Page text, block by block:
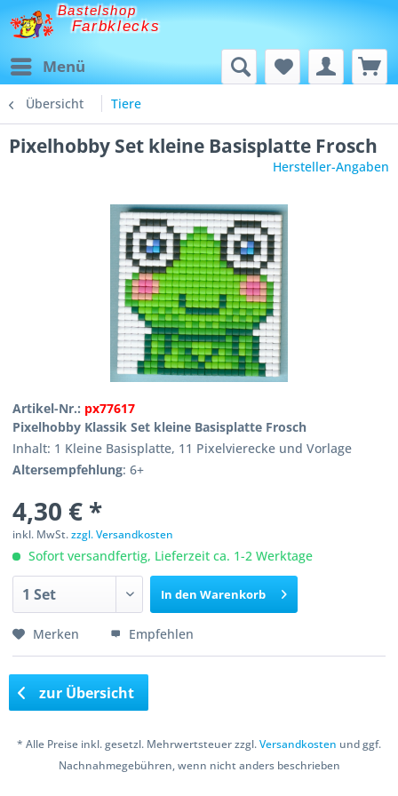
Bastelshop
Farbklecks
Menü
Übersicht Tiere
Pixelhobby Set kleine Basisplatte Frosch
Hersteller-Angaben
Artikel-Nr.: px77617
Pixelhobby Klassik Set kleine Basisplatte Frosch
Inhalt: 1 Kleine Basisplatte, 11 Pixelvierecke und Vorlage
Altersempfehlung: 6+
4,30 € *
inkl. MwSt.zzgl. Versandkosten
Sofort versandfertig, Lieferzeit ca. 1-2 Werktage
In den Warenkorb
Merken Empfehlen
zur Übersicht
* Alle Preise inkl. gesetzl. Mehrwertsteuer zzgl.Versandkosten und ggf.
Nachnahmegebühren, wenn nicht anders beschrieben